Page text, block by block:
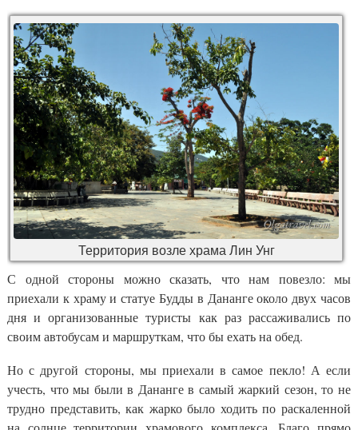
Территория возле храма Лин Унг
С одной стороны можно сказать, что нам повезло: мы
приехали к храму и статуе Будды в Дананге около двух часов
дня и организованные туристы как раз рассаживались по
своим автобусам и маршруткам, что бы ехать на обед.
Но с другой стороны, мы приехали в самое пекло! А если
учесть, что мы были в Дананге в самый жаркий сезон, то не
трудно представить, как жарко было ходить по раскаленной